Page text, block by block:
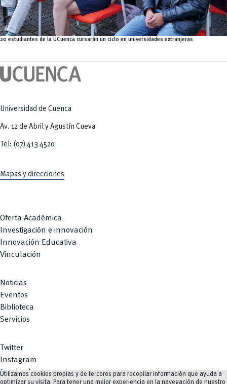
20 estudiantes de la UCuenca cursarán un ciclo en universidades extranjeras
Universidad de Cuenca
Av. 12 de Abril y Agustín Cueva
Tel: (07) 413 4520
Mapas y direcciones
Oferta Académica
Investigación e innovación
Innovación Educativa
Vinculación
Noticias
Eventos
Biblioteca
Servicios
Twitter
Instagram
Facebook
Utilizamos cookies propias y de terceros para recopilar información que ayuda a
optimizar su visita. Para tener una mejor experiencia en la navegación de nuestro